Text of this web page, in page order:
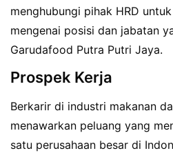
menghubungi pihak HRD
mengenai posisi dan jabatan
Garudafood Putra Putri Jaya.
Prospek Kerja
Berkarir di industri makanan
menawarkan peluang yang
satu perusahaan besar di